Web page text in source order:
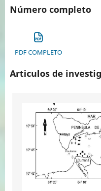
Número completo
PDF COMPLETO
Articulos de